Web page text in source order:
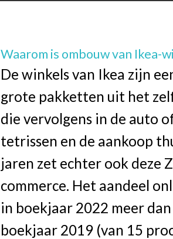
Waarom is ombouw van Ikea-
De winkels van Ikea zijn
grote pakketten uit het
die vervolgens in de auto
tetrissen en de aankoop
jaren zet echter ook deze
commerce. Het aandeel
in boekjaar 2022 meer
boekjaar 2019 (van 15